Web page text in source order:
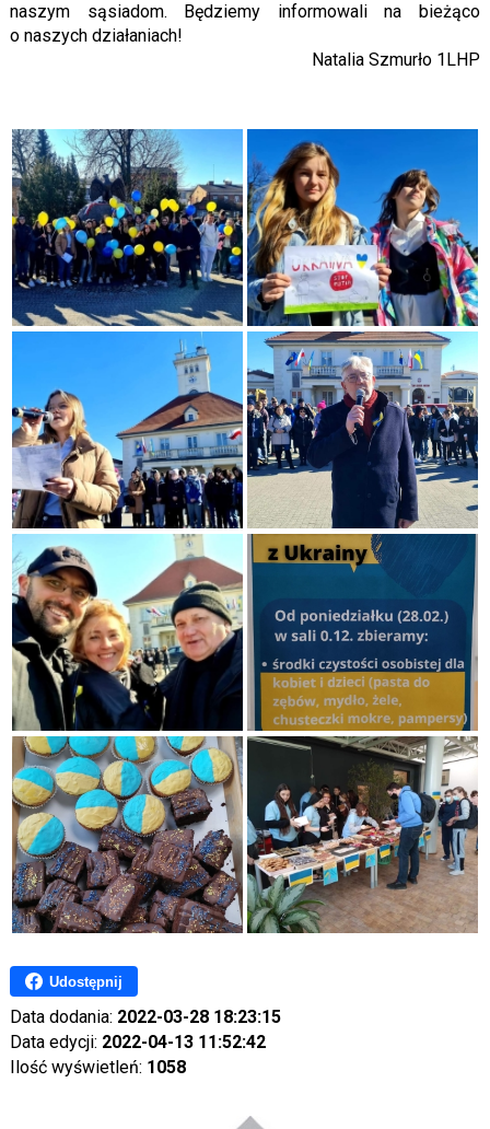
naszym sąsiadom. Będziemy informowali na bieżąco
o naszych działaniach!
Natalia Szmurło 1LHP
Udostępnij
Data dodania: 2022-03-28 18:23:15
Data edycji: 2022-04-13 11:52:42
Ilość wyświetleń: 1058